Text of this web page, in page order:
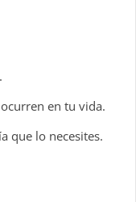
en tu vida.
que lo necesites.